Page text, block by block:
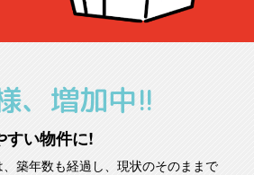
、増加中!!
すい物件に!
築年数も経過し、現状のそのままで